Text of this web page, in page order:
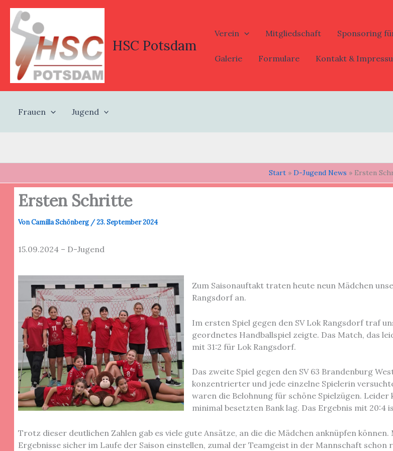
Zum
Inhalt
springen
HSC Potsdam
Verein Mitgliedschaft Sponsoring
Galerie Formulare Kontakt &
Frauen Jugend
Start D-Jugend News Ersten
Ersten Schritte
VonCamilla Schönberg /23. September 2024
15.09.2024 – D-Jugend
Zum Saisonauftakt traten heute neun Mädchen
Rangsdorf an.
Im ersten Spiel gegen den SV Lok Rangsdorf traf
geordnetes Handballspiel zeigte. Das Match, das
mit 31:2 für Lok Rangsdorf.
Das zweite Spiel gegen den SV 63 Brandenburg
konzentrierter und jede einzelne Spielerin
waren die Belohnung für schöne Spielzügen.
minimal besetzten Bank lag. Das Ergebnis mit 20:4
Trotz dieser deutlichen Zahlen gab es viele gute Ansätze, an die die Mädchen anknüpfen
Ergebnisse sicher im Laufe der Saison einstellen, zumal der Teamgeist in der Mannschaft schon